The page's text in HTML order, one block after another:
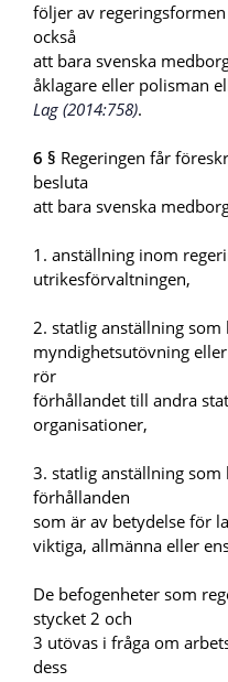
följer av
också
att bara svenska
åklagare eller polisman
Lag (2014:758).
6 § Regeringen får
besluta
att bara svenska
1. anställning inom
utrikesförvaltningen,
2. statlig anställning
myndighetsutövning
rör
förhållandet till andra
organisationer,
3. statlig anställning
förhållanden
som är av betydelse för
viktiga, allmänna eller
De befogenheter som
stycket 2 och
3 utövas i fråga om
dess